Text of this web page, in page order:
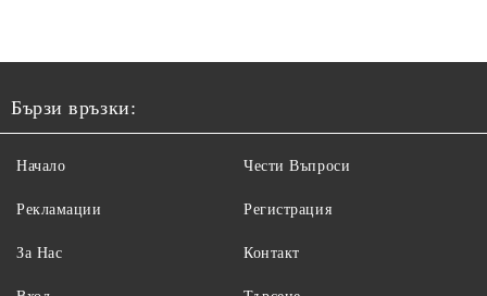
Бързи връзки:
Начало
Рекламации
За Нас
Чести Въпроси
Регистрация
Контакт